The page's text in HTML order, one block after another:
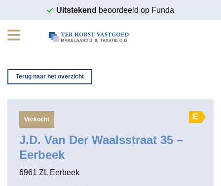
inhoud
Uitstekend beoordeeld op Funda
Terug naar het overzicht
E
Verkocht
J.D. Van Der Waalsstraat 35 –
Eerbeek
6961 ZL Eerbeek